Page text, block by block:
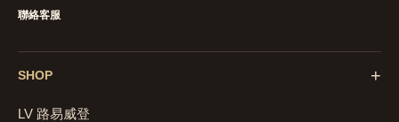
聯絡客服
SHOP +
LV 路易威登